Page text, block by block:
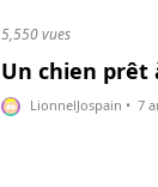
5,550 vues
Un chien prêt
LionnelJospain • 7